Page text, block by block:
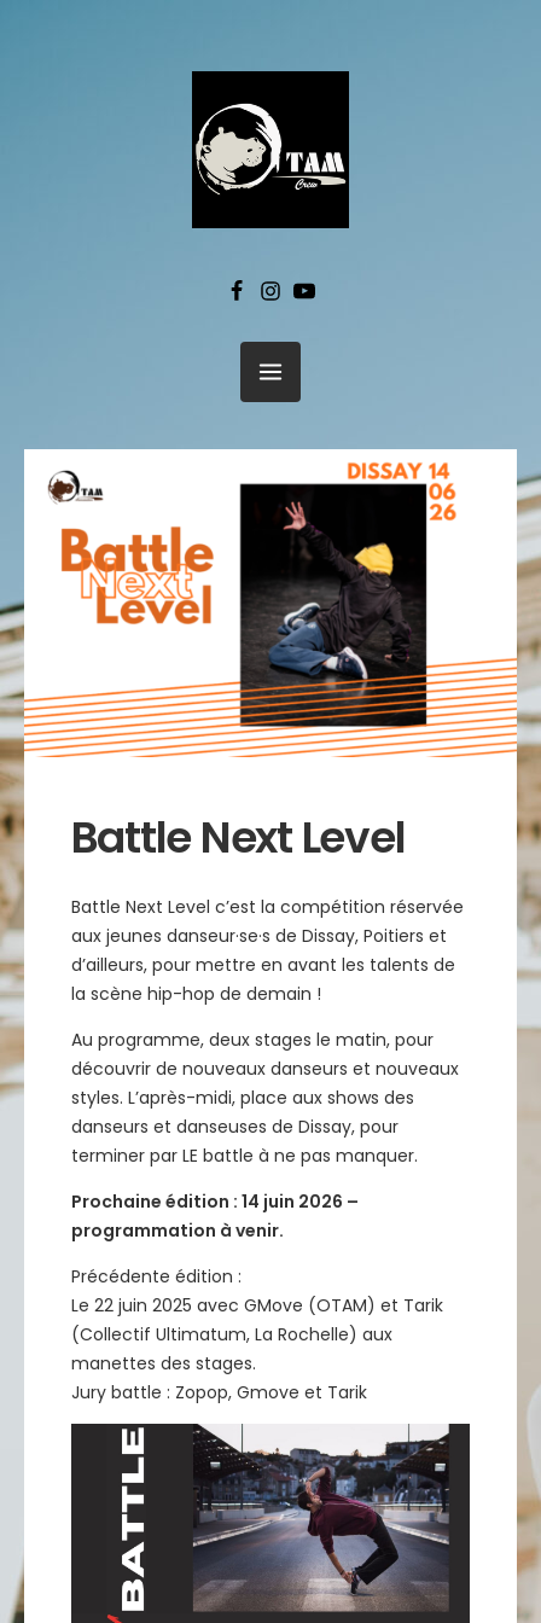
Battle Next Level
Battle Next Level c’est la compétition réservée
aux jeunes danseur·se·s de Dissay, Poitiers et
d’ailleurs, pour mettre en avant les talents de
la scène hip-hop de demain !
Au programme, deux stages le matin, pour
découvrir de nouveaux danseurs et nouveaux
styles. L’après-midi, place aux shows des
danseurs et danseuses de Dissay, pour
terminer par LE battle à ne pas manquer.
Prochaine édition : 14 juin 2026 –
programmation à venir.
Précédente édition :
Le 22 juin 2025 avec GMove (OTAM) et Tarik
(Collectif Ultimatum, La Rochelle) aux
manettes des stages.
Jury battle : Zopop, Gmove et Tarik